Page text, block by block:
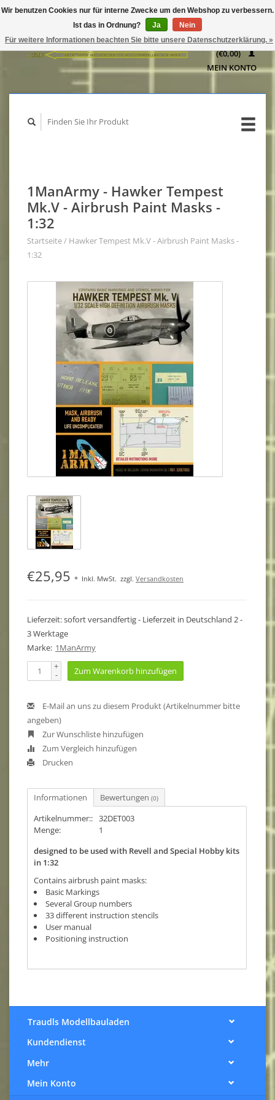
WARENKORB
(€0,00)
MEIN KONTO
1ManArmy - Hawker Tempest
Mk.V - Airbrush Paint Masks -
1:32
Startseite/ Hawker Tempest Mk.V - Airbrush Paint Masks -
1:32
€25,95 * Inkl. MwSt. zzgl. Versandkosten
Lieferzeit: sofort versandfertig - Lieferzeit in Deutschland 2 -
3 Werktage
Marke: 1ManArmy
+
- Zum Warenkorb hinzufügen
E-Mail an uns zu diesem Produkt (Artikelnummer bitte
angeben)
Zur Wunschliste hinzufügen
Zum Vergleich hinzufügen
Drucken
Informationen Bewertungen (0)
Artikelnummer:: 32DET003
Menge:
1
designed to be used with Revell and Special Hobby kits
in 1:32
Contains airbrush paint masks:
Basic Markings
Several Group numbers
33 different instruction stencils
User manual
Positioning instruction
Traudls Modellbauladen
Kundendienst
Mehr
Mein Konto
Wir benutzen Cookies nur für interne Zwecke um den Webshop zu verbessern.
Ist das in Ordnung?
Ja
Nein
Für weitere Informationen beachten Sie bitte unsere Datenschutzerklärung. »